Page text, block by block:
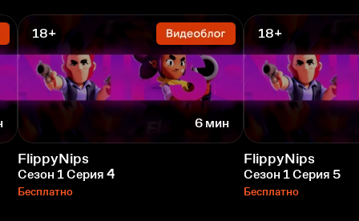
18+
6 мин
FlippyNips
Сезон 1 Серия 4
Бесплатно
18+
FlippyNips
Сезон 1 Серия 5
Бесплатно